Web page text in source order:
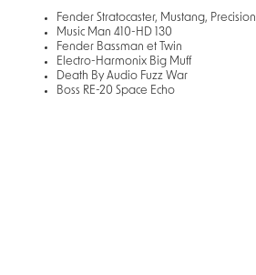
Fender Stratocaster, Mustang, Precision
Music Man 410-HD 130
Fender Bassman et Twin
Electro-Harmonix Big Muff
Death By Audio Fuzz War
Boss RE-20 Space Echo